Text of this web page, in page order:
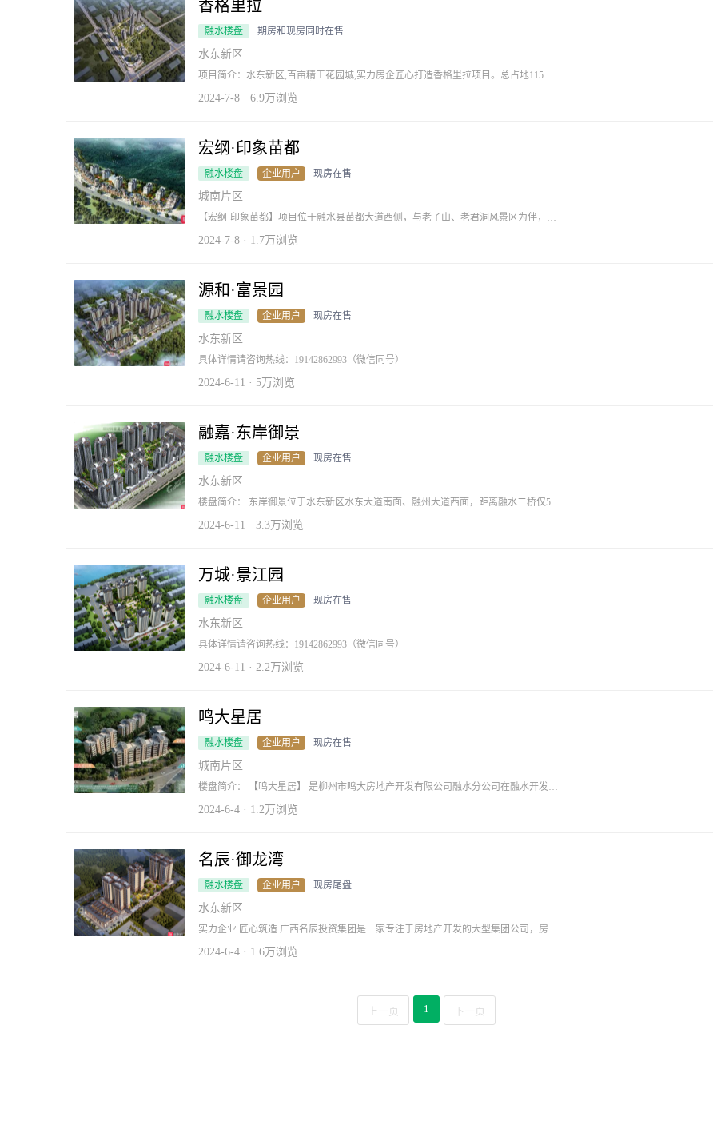
香格里拉
融水楼盘 期房和现房同时在售
水东新区
项目简介：水东新区,百亩精工花园城,实力房企匠心打造香格里拉项目。总占地115亩,
公立幼儿园,全龄教育无忧。香格里拉精工花园城,不仅是您向往的家,更是您品质生活的
造“幼有所乐，青有所娱，老有所趣"的健康社区，满足不同年龄业主的休闲娱乐活动需
求。 营造更多生活情趣。日常推窗即美景，四季都有不同的色彩组合及感观效果，生
活的雅兴在此舒展。
2024-7-8 · 6.9万浏览
宏纲·印象苗都
融水楼盘 企业用户 现房在售
城南片区
【宏纲·印象苗都】项目位于融水县苗都大道西侧，与老子山、老君洞风景区为伴，所
等县域旅游产业等地域优势资源，主体建筑突出苗族风情文化及建筑风貌特色，依山
念，以及文化氛围的营造，为融水人们打造一种主题鲜明、独具特色体验式主题商业
街区，500米的城市及商业景观长廊，集旅游、文化、购物、餐饮、娱乐、休闲、体验
于一体的“一站式体验消费”主题商业街区，突出“休闲、娱乐、文化、创意、体验”的创
新理念，打造全新商业形态，提升周边居民的消费体验，引领城市消费转型升级，是
2024-7-8 · 1.7万浏览
源和·富景园
融水楼盘 企业用户 现房在售
水东新区
具体详情请咨询热线：19142862993（微信同号）
2024-6-11 · 5万浏览
融嘉·东岸御景
融水楼盘 企业用户 现房在售
水东新区
楼盘简介： 东岸御景位于水东新区水东大道南面、融州大道西面，距离融水二桥仅500
商业建筑面积27800平方米，住宅建筑面积159900平方米，建筑密度28%，绿地率
东提供一个设计理念先进、居住舒适便利的住宅小区，满足新城区的居住需求。
2024-6-11 · 3.3万浏览
万城·景江园
融水楼盘 企业用户 现房在售
水东新区
具体详情请咨询热线：19142862993（微信同号）
2024-6-11 · 2.2万浏览
鸣大星居
融水楼盘 企业用户 现房在售
城南片区
楼盘简介： 【鸣大星居】 是柳州市鸣大房地产开发有限公司融水分公司在融水开发的
面）占地10000平方米，总建筑面积为15000平方米。以国际最流行古典主义建筑特
车标准车位99个，车位比达1:1，为融水人民打造低密度高端住宅生活社区，让您和家
人享受高品质的居住生活。
2024-6-4 · 1.2万浏览
名辰·御龙湾
融水楼盘 企业用户 现房尾盘
水东新区
实力企业 匠心筑造 广西名辰投资集团是一家专注于房地产开发的大型集团公司，房地
于心，建筑好房子，践于行，成就梦想家。依托集团公司雄厚实力，充分发挥其规模
务、医疗、教育、景观等优质配套，为水东人居再添品质佳作。 全龄教育 书香萦绕 紧
邻融水县水东学校，书香生活气息浓厚，学府层层环伺；师资力量雄厚，铺就成长书
香之路，培养一代又一代杰出学子。每天多睡一小时，孩子成长更舒心，教育无需远
2024-6-4 · 1.6万浏览
上一页 1 下一页